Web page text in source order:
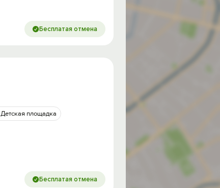
Бесплатая отмена
Детская площадка
Бесплатая отмена